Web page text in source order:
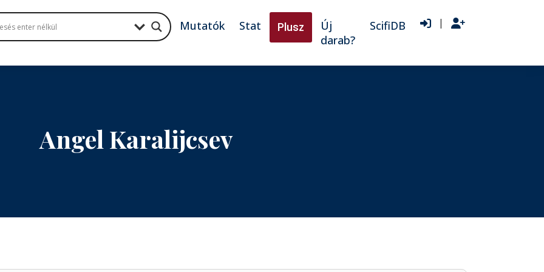
Mutatók Stat Plusz
Új
darab?
ScifiDB |
Angel Karalijcsev